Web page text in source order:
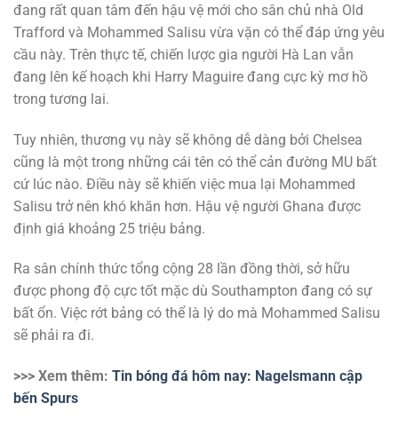
đang rất quan tâm đến hậu vệ mới cho sân chủ nhà Old
Trafford và Mohammed Salisu vừa vặn có thể đáp ứng yêu
cầu này. Trên thực tế, chiến lược gia người Hà Lan vẫn
đang lên kế hoạch khi Harry Maguire đang cực kỳ mơ hồ
trong tương lai.
Tuy nhiên, thương vụ này sẽ không dễ dàng bởi Chelsea
cũng là một trong những cái tên có thể cản đường MU bất
cứ lúc nào. Điều này sẽ khiến việc mua lại Mohammed
Salisu trở nên khó khăn hơn. Hậu vệ người Ghana được
định giá khoảng 25 triệu bảng.
Ra sân chính thức tổng cộng 28 lần đồng thời, sở hữu
được phong độ cực tốt mặc dù Southampton đang có sự
bất ổn. Việc rớt bảng có thể là lý do mà Mohammed Salisu
sẽ phải ra đi.
>>> Xem thêm: Tin bóng đá hôm nay: Nagelsmann cập
bến Spurs